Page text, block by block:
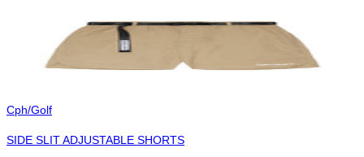
Cph/Golf
SIDE SLIT ADJUSTABLE SHORTS